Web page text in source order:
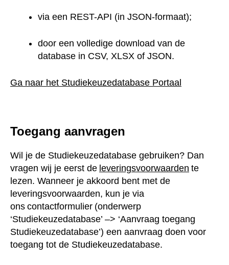
in CSV, XLSX of JSON.
wij je eerst deleveringsvoorwaardente lezen. Wanneer
je akkoord bent met de leveringsvoorwaarden, kun je
via ons contactformulier (onderwerp
‘Studiekeuzedatabase’ –> ‘Aanvraag toegang
Studiekeuzedatabase’) een aanvraag doen voor
toegang tot de Studiekeuzedatabase.
Doorgaans ontvang je binnen 5 werkdagen per e-